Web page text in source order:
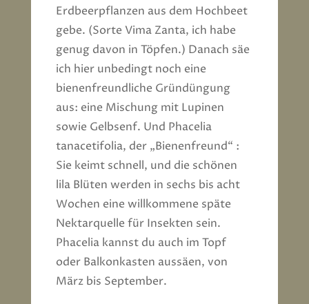
Erdbeerpflanzen aus dem Hochbeet
gebe. (Sorte Vima Zanta, ich habe
genug davon in Töpfen.) Danach säe
ich hier unbedingt noch eine
bienenfreundliche Gründüngung
aus: eine Mischung mit Lupinen
sowie Gelbsenf. Und Phacelia
tanacetifolia, der „Bienenfreund“ :
Sie keimt schnell, und die schönen
lila Blüten werden in sechs bis acht
Wochen eine willkommene späte
Nektarquelle für Insekten sein.
Phacelia kannst du auch im Topf
oder Balkonkasten aussäen, von
März bis September.